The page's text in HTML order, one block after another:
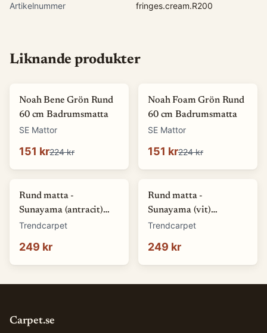
Artikelnummer
fringes.cream.R200
Liknande produkter
-33 %
Noah Bene Grön Rund
60 cm Badrumsmatta
SE Mattor
151 kr224 kr
-33 %
Noah Foam Grön Rund
60 cm Badrumsmatta
SE Mattor
151 kr224 kr
Rund matta -
Sunayama (antracit)
(Storlek: Ø 80 cm)
Trendcarpet
249 kr
Rund matta -
Sunayama (vit)
(Storlek: Ø 80 cm)
Trendcarpet
249 kr
Carpet.se